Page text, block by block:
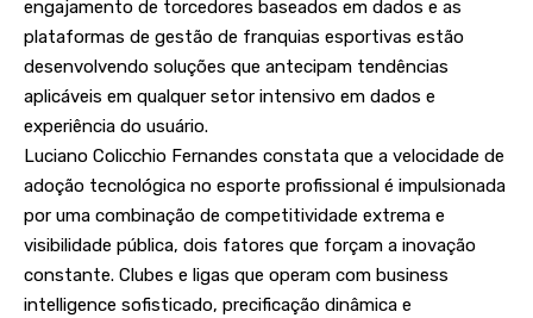
engajamento de torcedores baseados em dados e as
plataformas de gestão de franquias esportivas estão
desenvolvendo soluções que antecipam tendências
aplicáveis em qualquer setor intensivo em dados e
experiência do usuário.
Luciano Colicchio Fernandes constata que a velocidade de
adoção tecnológica no esporte profissional é impulsionada
por uma combinação de competitividade extrema e
visibilidade pública, dois fatores que forçam a inovação
constante. Clubes e ligas que operam com business
intelligence sofisticado, precificação dinâmica e